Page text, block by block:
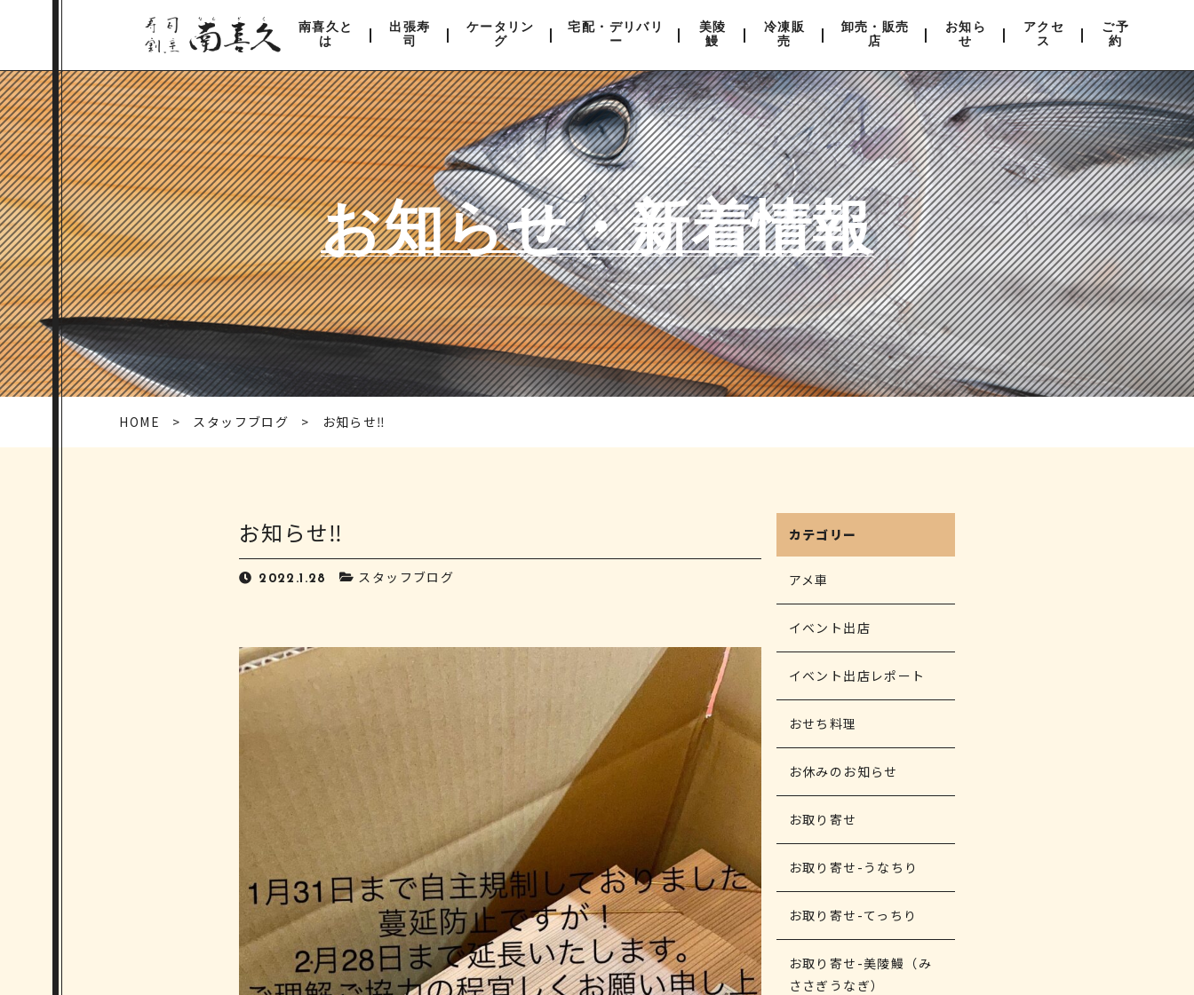
南喜久と
は
出張寿
司
ケータリン
グ
宅配・デリバリ
ー
美陵
鰻
冷凍販
売
卸売・販売
店
お知ら
せ
アクセ
ス
ご予
約
お知らせ・新着情報
HOME スタッフブログ お知らせ‼️
お知らせ‼️
2022.1.28 スタッフブログ
カテゴリー
アメ車
イベント出店
イベント出店レポート
おせち料理
お休みのお知らせ
お取り寄せ
お取り寄せ-うなちり
お取り寄せ-てっちり
お取り寄せ-美陵鰻（み
ささぎうなぎ）